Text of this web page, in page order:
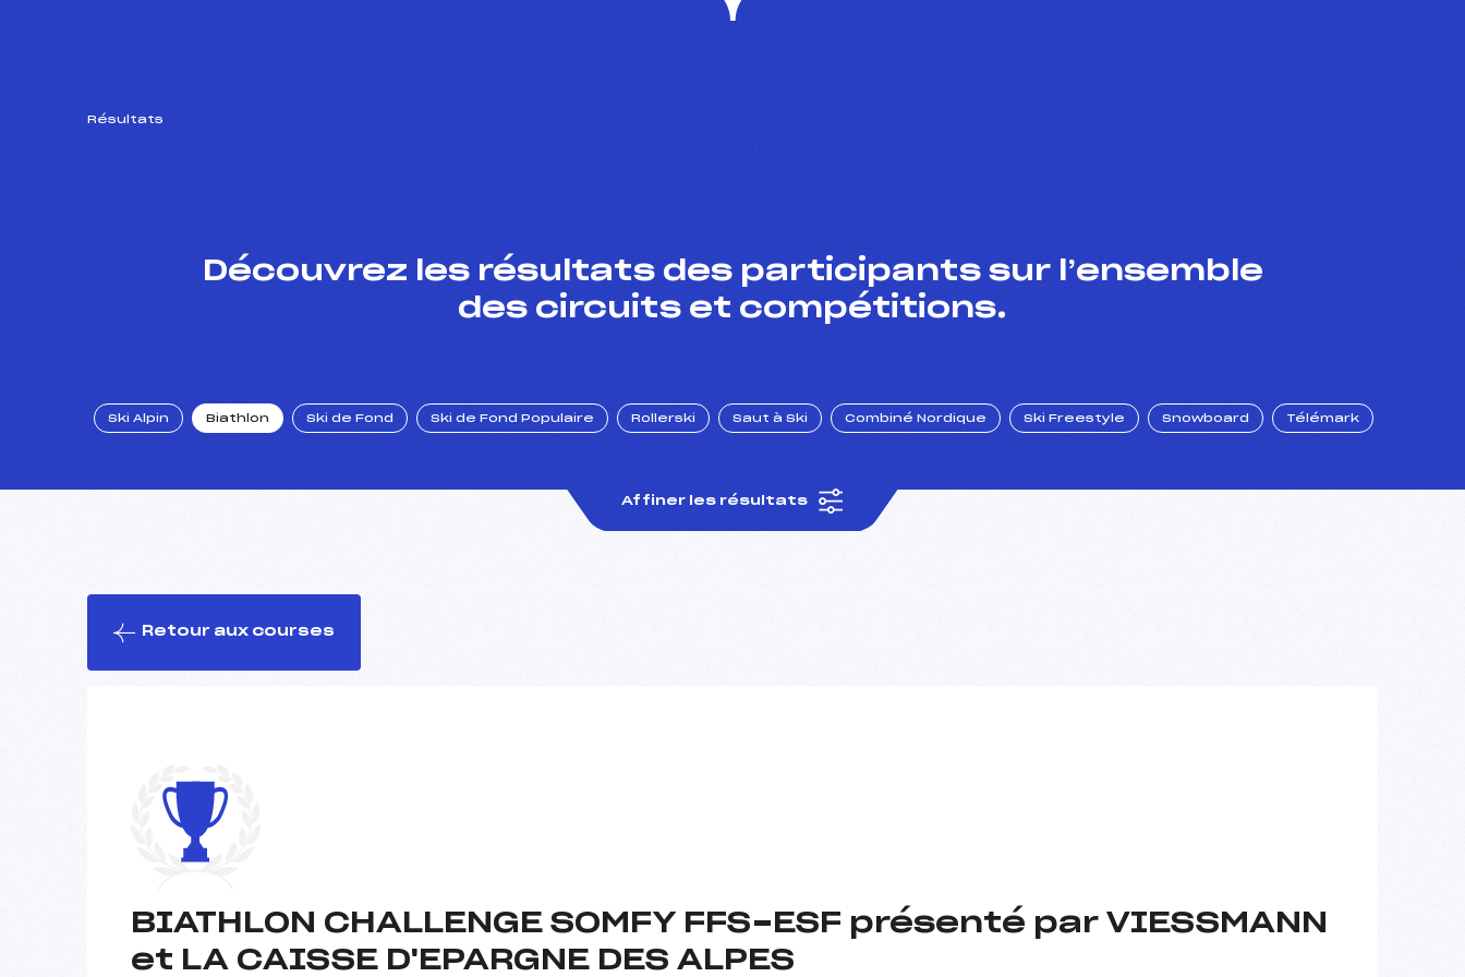
Résultats
Découvrez les résultats des participants sur l’ensemble
des circuits et compétitions.
Ski Alpin Biathlon Ski de Fond Ski de Fond Populaire Rollerski Saut à Ski Combiné Nordique Ski Freestyle Snowboard Télémark
Affiner les résultats
Retour aux courses
BIATHLON CHALLENGE SOMFY FFS-ESF présenté par VIESSMANN
et LA CAISSE D'EPARGNE DES ALPES